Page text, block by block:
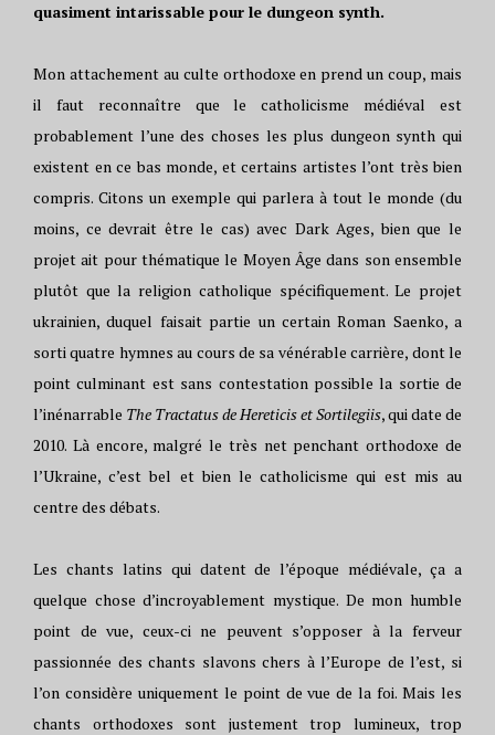
quasiment intarissable pour le dungeon synth.
Mon attachement au culte orthodoxe en prend un coup, mais
il faut reconnaître que le catholicisme médiéval est
probablement l’une des choses les plus dungeon synth qui
existent en ce bas monde, et certains artistes l’ont très bien
compris. Citons un exemple qui parlera à tout le monde (du
moins, ce devrait être le cas) avec Dark Ages, bien que le
projet ait pour thématique le Moyen Âge dans son ensemble
plutôt que la religion catholique spécifiquement. Le projet
ukrainien, duquel faisait partie un certain Roman Saenko, a
sorti quatre hymnes au cours de sa vénérable carrière, dont le
point culminant est sans contestation possible la sortie de
l’inénarrable The Tractatus de Hereticis et Sortilegiis, qui date de
2010. Là encore, malgré le très net penchant orthodoxe de
l’Ukraine, c’est bel et bien le catholicisme qui est mis au
centre des débats.
Les chants latins qui datent de l’époque médiévale, ça a
quelque chose d’incroyablement mystique. De mon humble
point de vue, ceux-ci ne peuvent s’opposer à la ferveur
passionnée des chants slavons chers à l’Europe de l’est, si
l’on considère uniquement le point de vue de la foi. Mais les
chants orthodoxes sont justement trop lumineux, trop